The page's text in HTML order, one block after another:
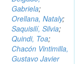
Gabriela;
Orellana, Nataly;
Saquisilí, Silvia;
Quindi, Toa;
Chacón Vintimilla,
Gustavo Javier